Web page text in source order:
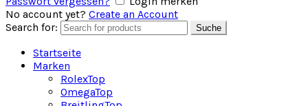
No account yet? Create an Account
Search for:
Suche
Startseite
Marken
RolexTop
OmegaTop